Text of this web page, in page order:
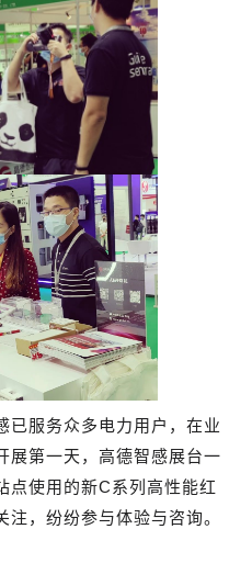
已服务众多电力用户，在业
展第一天，高德智感展台一
点使用的新C系列高性能红
，纷纷参与体验与咨询。